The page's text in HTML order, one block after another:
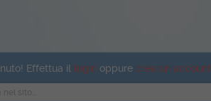
Effettua il login oppure crea un account